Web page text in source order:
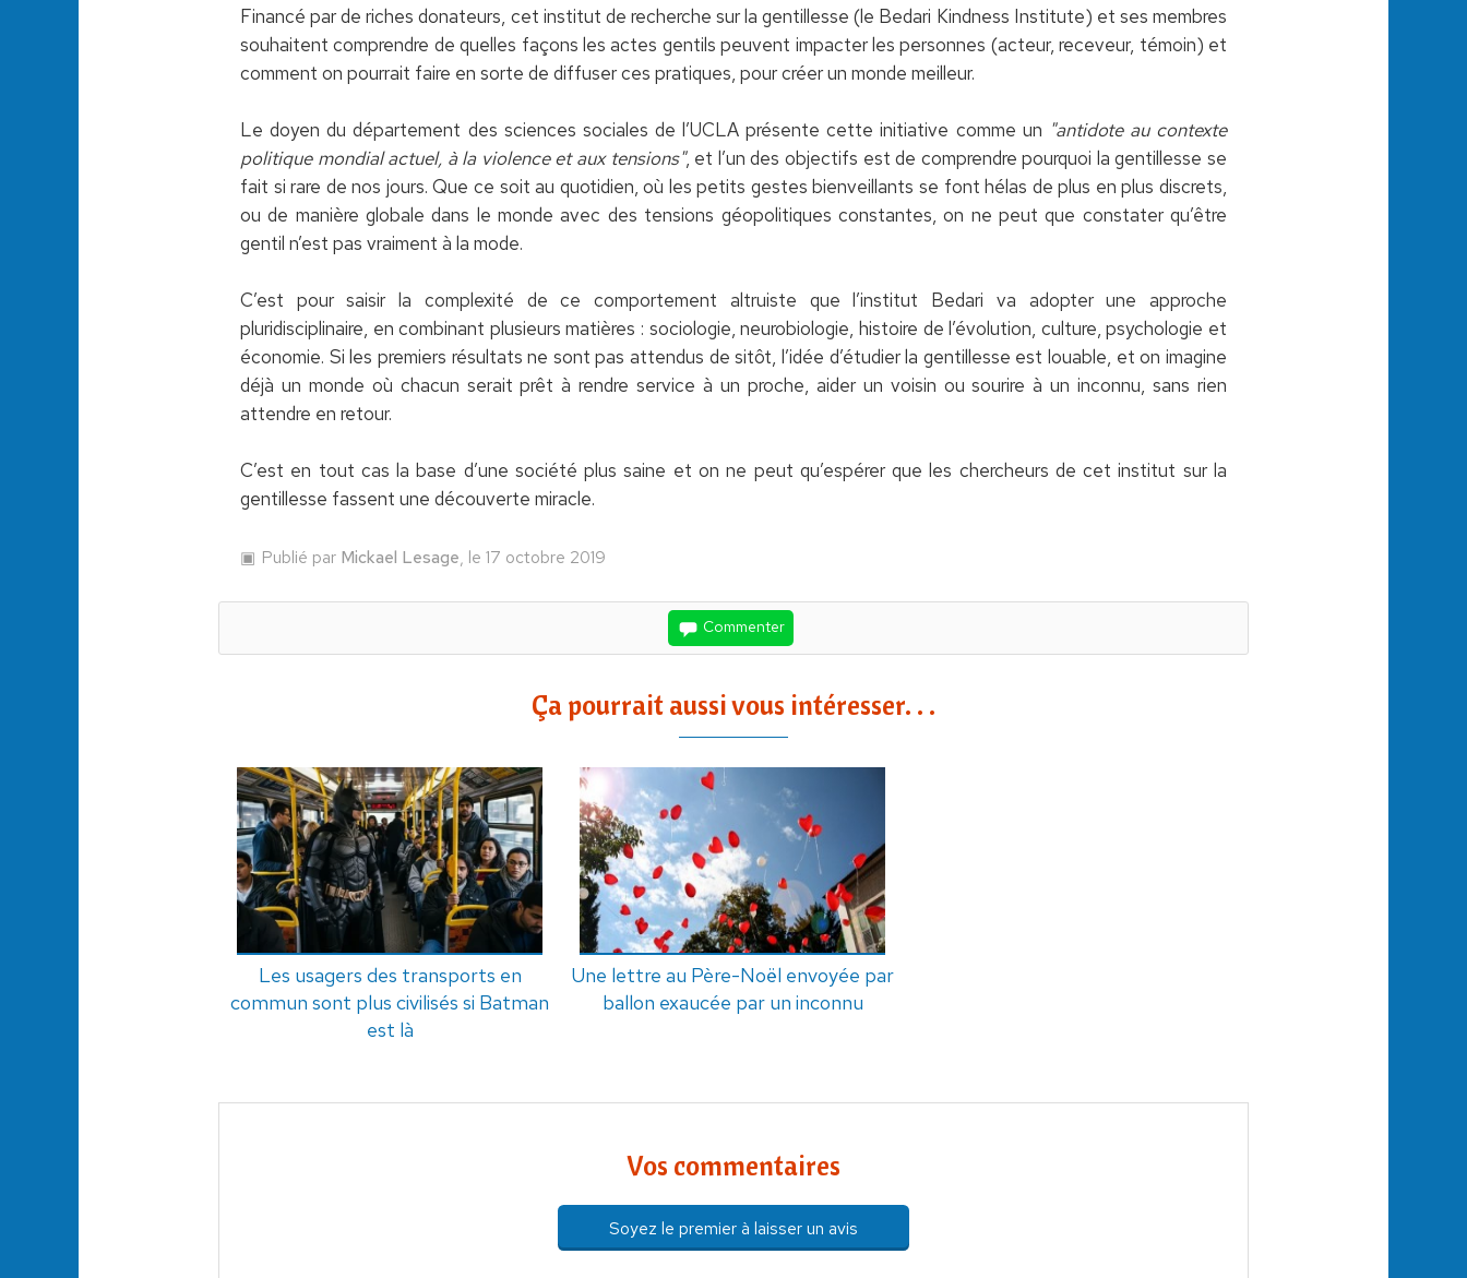
Financé par de riches donateurs, cet institut de recherche sur la gentillesse (le Bedari Kindness Institute) et ses membres
souhaitent comprendre de quelles façons les actes gentils peuvent impacter les personnes (acteur, receveur, témoin) et
comment on pourrait faire en sorte de diffuser ces pratiques, pour créer un monde meilleur.
Le doyen du département des sciences sociales de l’UCLA présente cette initiative comme un "antidote au contexte
politique mondial actuel, à la violence et aux tensions", et l’un des objectifs est de comprendre pourquoi la gentillesse se
fait si rare de nos jours. Que ce soit au quotidien, où les petits gestes bienveillants se font hélas de plus en plus discrets,
ou de manière globale dans le monde avec des tensions géopolitiques constantes, on ne peut que constater qu’être
gentil n’est pas vraiment à la mode.
C’est pour saisir la complexité de ce comportement altruiste que l’institut Bedari va adopter une approche
pluridisciplinaire, en combinant plusieurs matières : sociologie, neurobiologie, histoire de l’évolution, culture, psychologie et
économie. Si les premiers résultats ne sont pas attendus de sitôt, l’idée d’étudier la gentillesse est louable, et on imagine
déjà un monde où chacun serait prêt à rendre service à un proche, aider un voisin ou sourire à un inconnu, sans rien
attendre en retour.
C’est en tout cas la base d’une société plus saine et on ne peut qu’espérer que les chercheurs de cet institut sur la
gentillesse fassent une découverte miracle.
Publié par Mickael Lesage, le 17 octobre 2019
Commenter
Ça pourrait aussi vous intéresser. . .
Les usagers des transports en
commun sont plus civilisés si Batman
est là
Une lettre au Père-Noël envoyée par
ballon exaucée par un inconnu
Vos commentaires
Soyez le premier à laisser un avis